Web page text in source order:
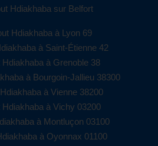
Hdiakhaba sur Belfort
Hdiakhaba à Lyon 69
à Saint-Étienne 42
Hdiakhaba à Grenoble 38
à Bourgoin-Jallieu 38300
à Vienne 38200
Hdiakhaba à Vichy 03200
à Montluçon 03100
à Oyonnax 01100